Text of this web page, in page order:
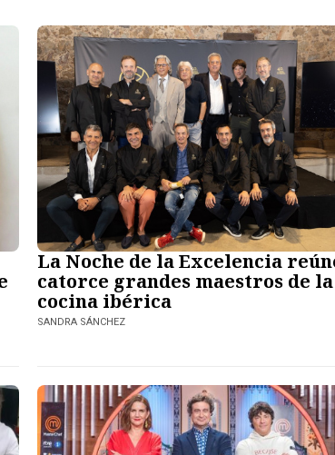
La Noche de la Excelencia
catorce grandes maestros de la
cocina ibérica
SANDRA SÁNCHEZ